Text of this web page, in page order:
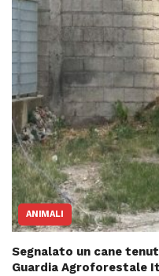
ANIMALI
Segnalato un cane
Guardia Agroforestale